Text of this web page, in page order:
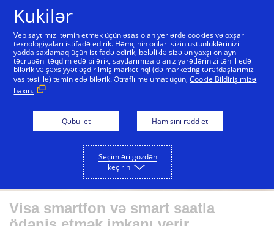
Visa smartfon və smart saatla
Kukilər
Veb saytımızı təmin etmək üçün əsas olan yerlərdə cookies və oxşar
texnologiyaları istifadə edirik. Həmçinin onları sizin üstünlüklərinizi
yadda saxlamaq üçün istifadə edirik, beləliklə sizə ən yaxşı onlayn
təcrübəni təqdim edə bilərik, saytlarımıza olan ziyarətlərinizi təhlil edə
bilərik və şəxsiyyətləşdirilmiş marketinqi (də marketing tərəfdaşlarımız
vasitəsi ilə) təmin edə bilərik. Ətraflı məlumat üçün,Cookie Bildirişimizə
baxın.
Qəbul et Hamısını rədd et
Seçimləri gözdən
keçirin